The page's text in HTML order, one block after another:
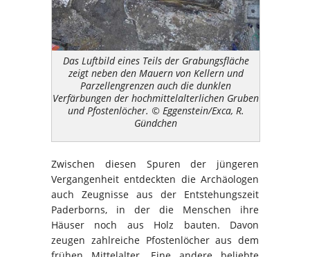
Das Luftbild eines Teils der Grabungsfläche
zeigt neben den Mauern von Kellern und
Parzellengrenzen auch die dunklen
Verfärbungen der hochmittelalterlichen Gruben
und Pfostenlöcher. © Eggenstein/Exca, R.
Gündchen
Zwischen diesen Spuren der jüngeren
Vergangenheit entdeckten die Archäologen
auch Zeugnisse aus der Entstehungszeit
Paderborns, in der die Menschen ihre
Häuser noch aus Holz bauten. Davon
zeugen zahlreiche Pfostenlöcher aus dem